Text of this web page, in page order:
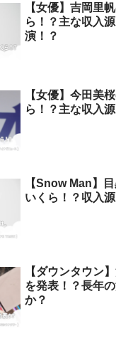
【女優】吉岡里
ら！？主な収入
演！？
【女優】今田美
ら！？主な収入
【Snow Man】
いくら！？収入源
【ダウンタウン
を発表！？長年
か？